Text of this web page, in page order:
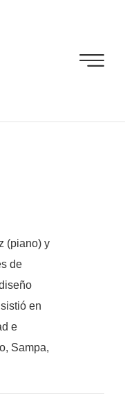
(piano) y
de
en
e
Sampa,